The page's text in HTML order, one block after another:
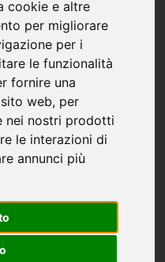
cookie e altre
per migliorare
per i
le funzionalità
fornire una
web, per
nei nostri prodotti
le interazioni di
annunci più